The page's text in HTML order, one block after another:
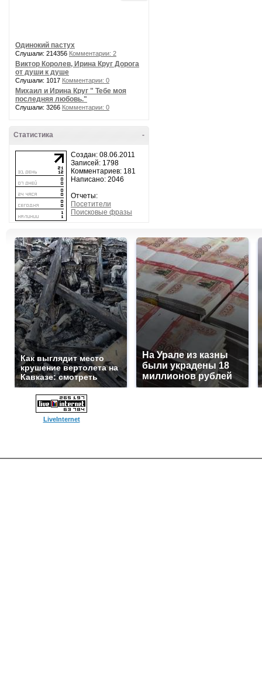
Одинокий пастух
Слушали: 214356 Комментарии: 2
Виктор Королев, Ирина Круг Дорога
от души к душе
Слушали: 1017 Комментарии: 0
Михаил и Ирина Круг " Тебе моя
последняя любовь."
Слушали: 3266 Комментарии: 0
-
Статистика
Создан: 08.06.2011
Записей: 1798
Комментариев: 181
Написано: 2046
Отчеты:
Посетители
Поисковые фразы
Как выглядит место
крушение вертолета на
Кавказе: смотреть
На Урале из казны
были украдены 18
миллионов рублей
LiveInternet